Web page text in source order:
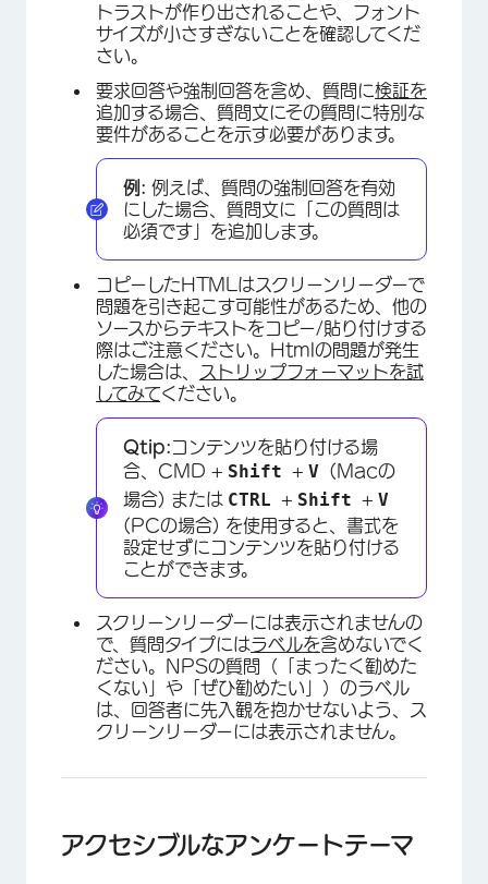
トラストが作り出されることや、フォント
サイズが小さすぎないことを確認してくだ
さい。
要求回答や強制回答を含め、質問に検証を
追加する場合、質問文にその質問に特別な
要件があることを示す必要があります。
例: 例えば、質問の強制回答を有効
にした場合、質問文に「この質問は
必須です」を追加します。
コピーしたHTMLはスクリーンリーダーで
問題を引き起こす可能性があるため、他の
ソースからテキストをコピー/貼り付けする
際はご注意ください。Htmlの問題が発生
した場合は、
ストリップフォーマットを試
してみてください。
Qtip:コンテンツを貼り付ける場
合、CMD + Shift + V
(Macの
場合) または CTRL + Shift + V
(PCの場合) を使用すると、書式を
設定せずにコンテンツを貼り付ける
ことができます。
スクリーンリーダーには表示されませんの
で、質問タイプにはラベルを含めないでく
ださい。NPSの質問（「まったく勧めた
くない」や「ぜひ勧めたい」）のラベル
は、回答者に先入観を抱かせないよう、ス
クリーンリーダーには表示されません。
アクセシブルなアンケートテーマ